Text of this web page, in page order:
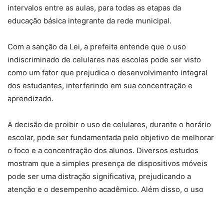
intervalos entre as aulas, para todas as etapas da
educação básica integrante da rede municipal.
Com a sanção da Lei, a prefeita entende que o uso
indiscriminado de celulares nas escolas pode ser visto
como um fator que prejudica o desenvolvimento integral
dos estudantes, interferindo em sua concentração e
aprendizado.
A decisão de proibir o uso de celulares, durante o horário
escolar, pode ser fundamentada pelo objetivo de melhorar
o foco e a concentração dos alunos. Diversos estudos
mostram que a simples presença de dispositivos móveis
pode ser uma distração significativa, prejudicando a
atenção e o desempenho acadêmico. Além disso, o uso